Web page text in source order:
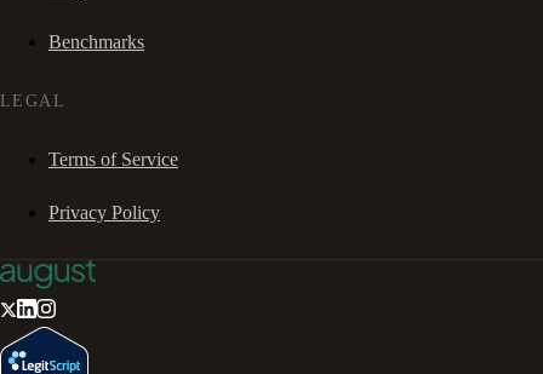
Benchmarks
LEGAL
Terms of Service
Privacy Policy